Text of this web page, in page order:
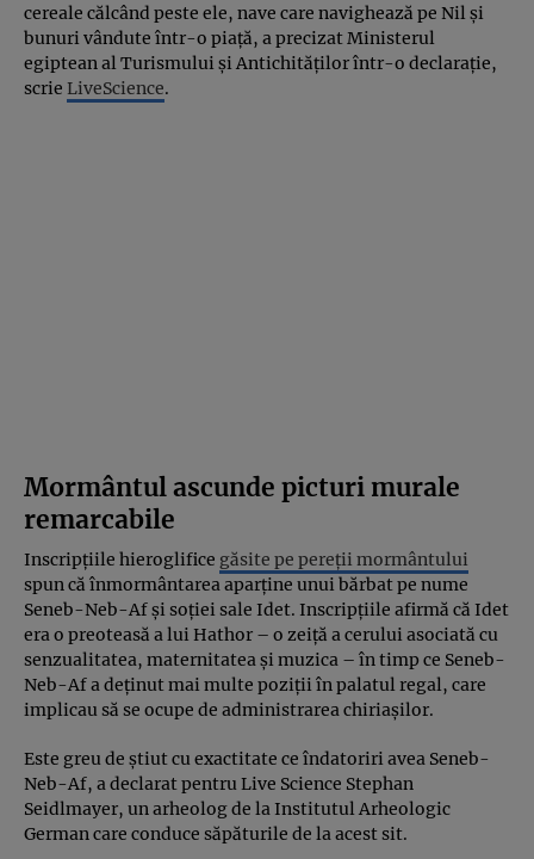
cereale călcând peste ele, nave care navighează pe Nil și
bunuri vândute într-o piață, a precizat Ministerul
egiptean al Turismului și Antichităților într-o declarație,
scrie LiveScience.
Mormântul ascunde picturi murale
remarcabile
Inscripțiile hieroglifice găsite pe pereții mormântului
spun că înmormântarea aparține unui bărbat pe nume
Seneb-Neb-Af și soției sale Idet. Inscripțiile afirmă că Idet
era o preoteasă a lui Hathor – o zeiță a cerului asociată cu
senzualitatea, maternitatea și muzica – în timp ce Seneb-
Neb-Af a deținut mai multe poziții în palatul regal, care
implicau să se ocupe de administrarea chiriașilor.
Este greu de știut cu exactitate ce îndatoriri avea Seneb-
Neb-Af, a declarat pentru Live Science Stephan
Seidlmayer, un arheolog de la Institutul Arheologic
German care conduce săpăturile de la acest sit.